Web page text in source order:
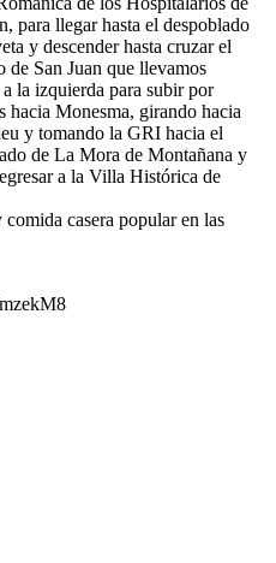
para llegar hasta el despoblado
y descender hasta cruzar el
de San Juan que llevamos
a la izquierda para subir por
hacia Monesma, girando hacia
y tomando la GRI hacia el
de La Mora de Montañana y
a la Villa Histórica de
casera popular en las